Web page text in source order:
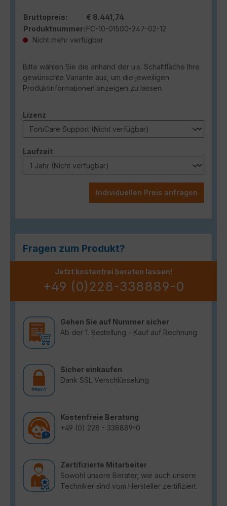
Bruttopreis:
€ 8.441,74
Produktnummer: FC-10-01500-247-02-12
Nicht mehr verfügbar
Bitte wählen Sie die anhand der u.s. Schaltfläche Ihre
gewünschte Variante aus, um die jeweiligen
Produktinformationen anzeigen zu lassen.
Lizenz
Laufzeitauswählen
Individuellen Preis anfragen
Fragen zum Produkt?
Jetzt kostenfrei beraten lassen!
+49 (0)228-338889-0
Gehen Sie auf Nummer sicher
Ab der 1. Bestellung - Kauf auf Rechnung
Sicher einkaufen
Dank SSL Verschlüsselung
Kostenfreie Beratung
+49 (0) 228 - 338889-0
Zertifizierte Mitarbeiter
Sowohl unsere Berater, wie auch unsere
Techniker sind vom Hersteller zertifiziert.